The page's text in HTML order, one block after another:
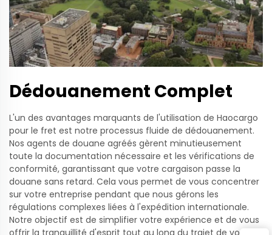
Dédouanement Complet
L'un des avantages marquants de l'utilisation de Haocargo
pour le fret est notre processus fluide de dédouanement.
Nos agents de douane agréés gèrent minutieusement
toute la documentation nécessaire et les vérifications de
conformité, garantissant que votre cargaison passe la
douane sans retard. Cela vous permet de vous concentrer
sur votre entreprise pendant que nous gérons les
régulations complexes liées à l'expédition internationale.
Notre objectif est de simplifier votre expérience et de vous
offrir la tranquillité d'esprit tout au long du trajet de vos